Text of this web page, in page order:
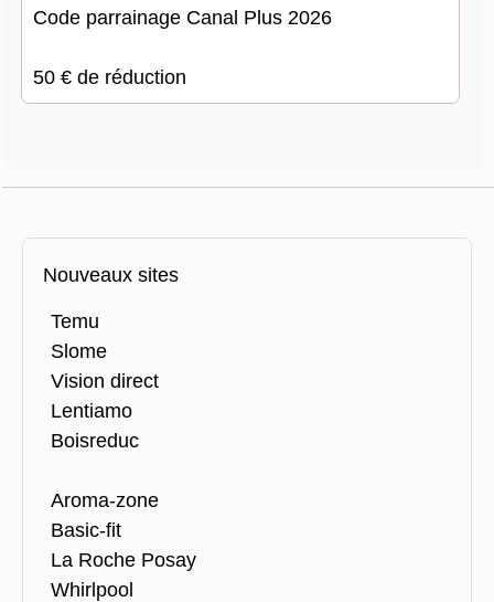
Code parrainage Canal Plus 2026
50 € de réduction
Nouveaux sites
Temu
Slome
Vision direct
Lentiamo
Boisreduc
Aroma-zone
Basic-fit
La Roche Posay
Whirlpool